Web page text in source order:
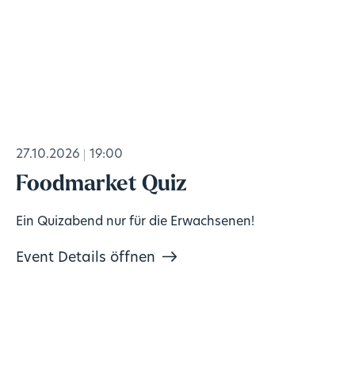
27.10.2026 19:00
Foodmarket Quiz
Ein Quizabend nur für die Erwachsenen!
Event Details öffnen